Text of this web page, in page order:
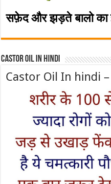
सफ़ेद और झड़ते बालो का
Castor Oil In Hindi
Castor Oil In hindi